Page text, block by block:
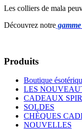
Les colliers de mala
Découvrez notre
Produits
Boutique
LES
CADEAUX
SOLDES
CHÈQUES
NOUVELLES